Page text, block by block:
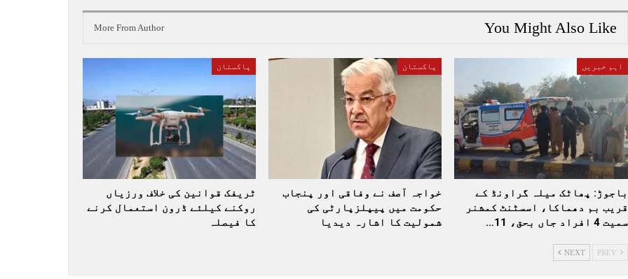
You Might Also Like
More From Author
اہم خبریں
باجوڑ: پھاٹک میلہ گراونڈ کے
قریب بم دھماکا، اسسٹنٹ کمشنر
سمیت 4 افراد جاں بحق، 11…
پاکستان
خواجہ آصف نے وفاقی اور پنجاب
حکومت میں پیپلزپارٹی کی
شمولیت کا اشارہ دیدیا
پاکستان
ٹریفک قوانین کی خلاف ورزیاں
روکنے کیلئے ڈرون استعمال کرنے
کا فیصلہ
NEXT